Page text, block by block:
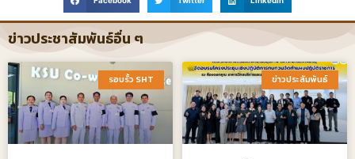
ข่าวประชาสัมพันธ์อื่น ๆ
รอบรั้ว SHT​ ข่าวประสัมพันธ์​